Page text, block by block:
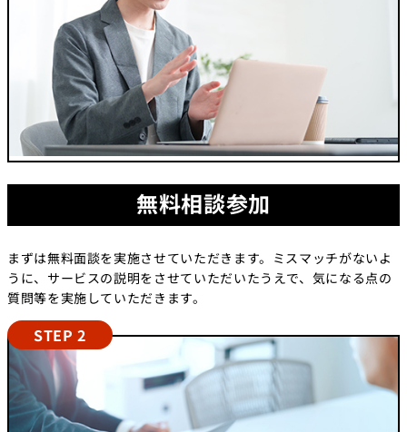
無料相談参加
まずは無料面談を実施させていただきます。ミスマッチがないよ
うに、サービスの説明をさせていただいたうえで、気になる点の
質問等を実施していただきます。
STEP 2